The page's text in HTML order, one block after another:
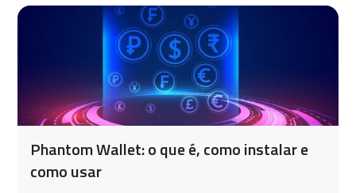
Phantom Wallet: o que é, como instalar e
como usar